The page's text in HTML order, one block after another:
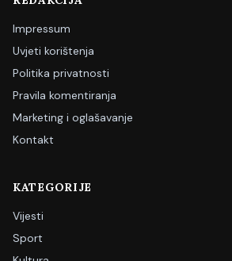
Impressum
Uvjeti korištenja
Politika privatnosti
Pravila komentiranja
Marketing i oglašavanje
Kontakt
KATEGORIJE
Vijesti
Sport